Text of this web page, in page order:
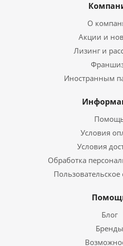
О
Акции и
Лизинг и
Иностранным
Условия
Условия
Обработка
Блог
Бренды